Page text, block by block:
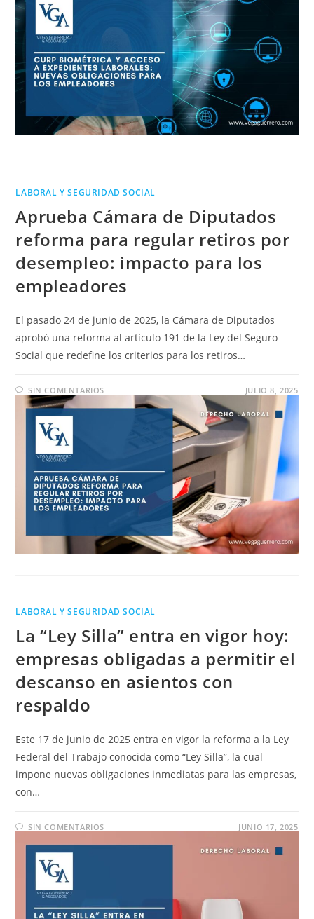
LABORAL Y SEGURIDAD SOCIAL
Aprueba Cámara de Diputados
reforma para regular retiros por
desempleo: impacto para los
empleadores
El pasado 24 de junio de 2025, la Cámara de Diputados
aprobó una reforma al artículo 191 de la Ley del Seguro
Social que redefine los criterios para los retiros…
SIN COMENTARIOS JULIO 8, 2025
LABORAL Y SEGURIDAD SOCIAL
La “Ley Silla” entra en vigor hoy:
empresas obligadas a permitir el
descanso en asientos con
respaldo
Este 17 de junio de 2025 entra en vigor la reforma a la Ley
Federal del Trabajo conocida como “Ley Silla”, la cual
impone nuevas obligaciones inmediatas para las empresas,
con…
SIN COMENTARIOS JUNIO 17, 2025